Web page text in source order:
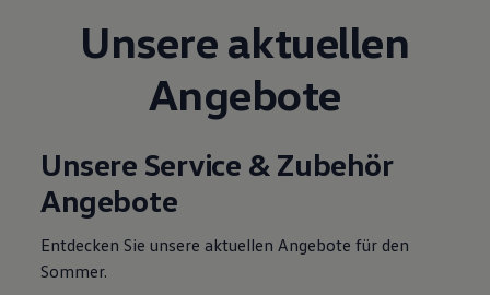
Digitale Extras
Dienste für Ihr Modell finden
Volkswagen Apps, Login und Shop
Handy und Fahrzeug verbinden
Updates für Software, Karten und Radio
Kundeninformationen
Volkswagen Kundenbetreuung
Warn- und Kontrollleuchten
Digitale Betriebsanleitung
Magazin
Unsere aktuellen
Angebote
Unsere Service & Zubehör
Angebote
Entdecken Sie unsere aktuellen Angebote für den
Sommer.